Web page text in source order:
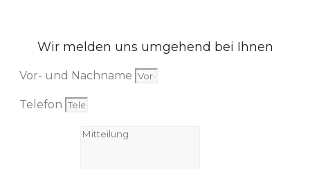
Wir melden uns umgehend bei Ihnen
Vor- und Nachname
Telefon